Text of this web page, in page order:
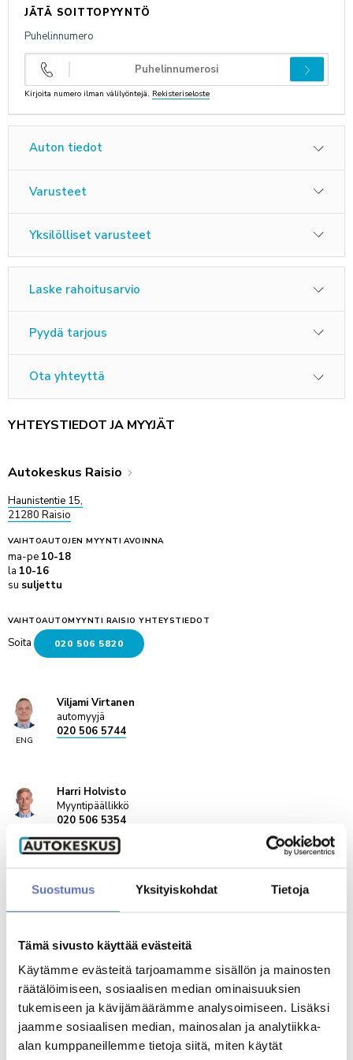
Suostumus Yksityiskohdat Tietoja
Tämä sivusto käyttää evästeitä
Käytämme evästeitä tarjoamamme sisällön ja mainosten
räätälöimiseen, sosiaalisen median ominaisuuksien
tukemiseen ja kävijämäärämme analysoimiseen. Lisäksi
jaamme sosiaalisen median, mainosalan ja analytiikka-
alan kumppaneillemme tietoja siitä, miten käytät
ANNA PALAUTETTA
JÄTÄ SOITTOPYYNTÖ
Puhelinnumero
Kirjoita numero ilman välilyöntejä. Rekisteriseloste
Auton tiedot
Varusteet
Yksilölliset varusteet
Laske rahoitusarvio
Pyydä tarjous
Ota yhteyttä
YHTEYSTIEDOT JA MYYJÄT
Autokeskus Raisio
Haunistentie 15,
21280 Raisio
VAIHTOAUTOJEN MYYNTI AVOINNA
ma-pe 10-18
la 10-16
su suljettu
VAIHTOAUTOMYYNTI RAISIO YHTEYSTIEDOT
Soita 020 506 5820
ENG
Viljami Virtanen
automyyjä
020 506 5744
Harri Holvisto
Myyntipäällikkö
020 506 5354
Markus Raunio
Automyyjä, yritysmyynti
ENG,
FIN
Derek Lange
Automyyjä
020 506 5108